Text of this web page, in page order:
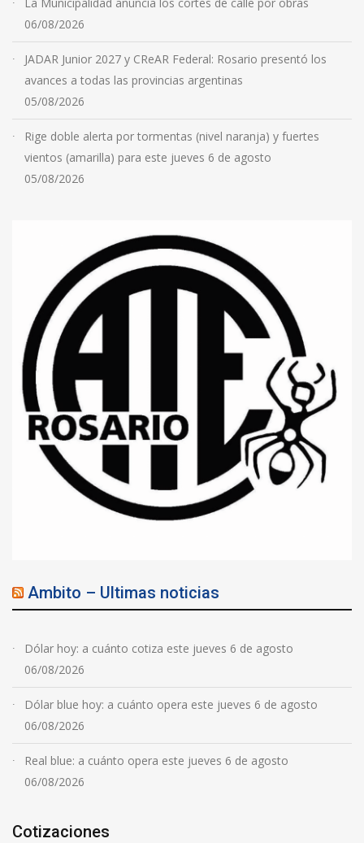
06/08/2026
JADAR Junior 2027 y CReAR Federal: Rosario presentó los
avances a todas las provincias argentinas
05/08/2026
Rige doble alerta por tormentas (nivel naranja) y fuertes
vientos (amarilla) para este jueves 6 de agosto
05/08/2026
Ambito – Ultimas noticias
Dólar hoy: a cuánto cotiza este jueves 6 de agosto
06/08/2026
Dólar blue hoy: a cuánto opera este jueves 6 de agosto
06/08/2026
Real blue: a cuánto opera este jueves 6 de agosto
06/08/2026
Cotizaciones